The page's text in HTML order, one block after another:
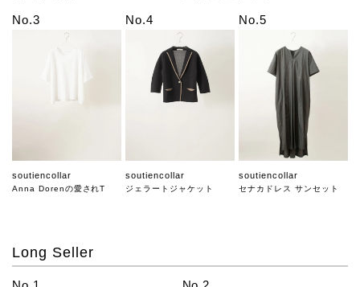
No.3
soutiencollar
Anna Dorenの愛されT
No.4
soutiencollar
ジェラートジャケット
No.5
soutiencollar
セナカドレス サンセット
Long Seller